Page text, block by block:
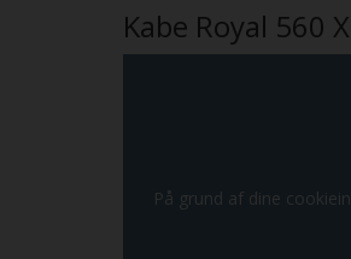
Kabe Royal 560
På grund af dine